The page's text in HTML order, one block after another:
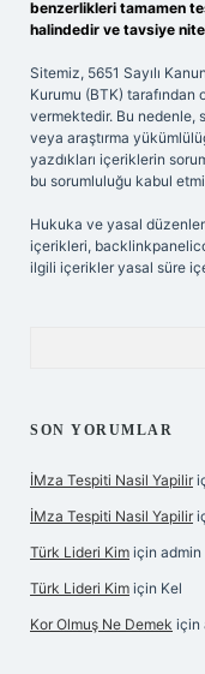
benzerlikleri tamamen
halindedir ve tavsiye
Sitemiz, 5651 Sayılı
Kurumu (BTK) tarafından
vermektedir. Bu nedenle,
veya araştırma
yazdıkları içeriklerin
bu sorumluluğu kabul
Hukuka ve yasal
içerikleri,
ilgili içerikler yasal süre
SON YORUMLAR
İMza Tespiti Nasil Yapilir
İMza Tespiti Nasil Yapilir
Türk Lideri Kim için admin
Türk Lideri Kim için Kel
Kor Olmuş Ne Demek için